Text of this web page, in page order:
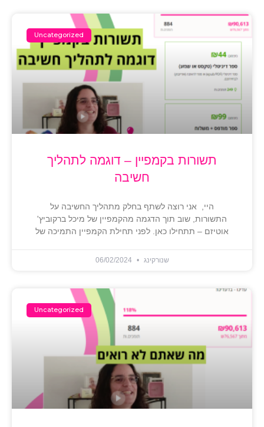
Uncategorized
תשורות בקמפיין – דוגמה לתהליך
חשיבה
היי, אני רוצה לשתף בחלק מתהליך החשיבה על
התשורות, שוב תוך הדגמה מהקמפיין של מיכל ברקוביץ'
אוטיזם – תתחילו כאן. לפני תחילת הקמפיין התמיכה של
שנורקינג
Uncategorized